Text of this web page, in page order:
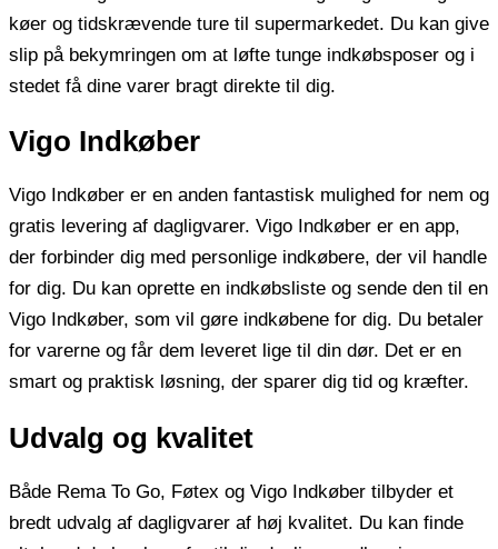
køer og tidskrævende ture til supermarkedet. Du kan give
slip på bekymringen om at løfte tunge indkøbsposer og i
stedet få dine varer bragt direkte til dig.
Vigo Indkøber
Vigo Indkøber er en anden fantastisk mulighed for nem og
gratis levering af dagligvarer. Vigo Indkøber er en app,
der forbinder dig med personlige indkøbere, der vil handle
for dig. Du kan oprette en indkøbsliste og sende den til en
Vigo Indkøber, som vil gøre indkøbene for dig. Du betaler
for varerne og får dem leveret lige til din dør. Det er en
smart og praktisk løsning, der sparer dig tid og kræfter.
Udvalg og kvalitet
Både Rema To Go, Føtex og Vigo Indkøber tilbyder et
bredt udvalg af dagligvarer af høj kvalitet. Du kan finde